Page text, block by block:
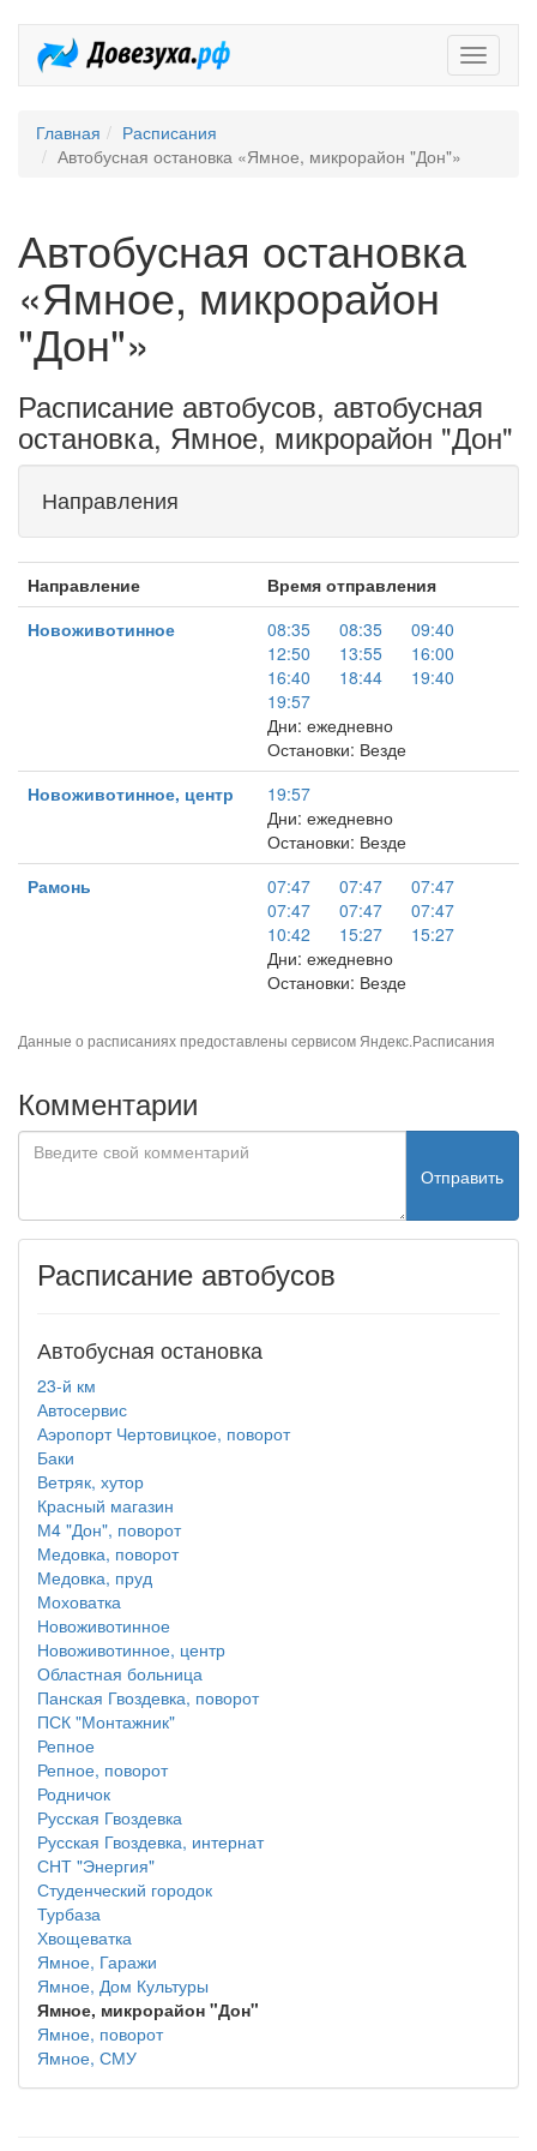
Главная
Расписания
Автобусная остановка «Ямное, микрорайон "Дон"»
Автобусная остановка
«Ямное, микрорайон
"Дон"»
Расписание автобусов, автобусная
остановка, Ямное, микрорайон "Дон"
Направления
Направление
Время отправления
Новоживотинное
08:35 08:35
09:40
12:50
13:55
16:00
16:40
18:44
19:40
19:57
Дни: ежедневно
Остановки: Везде
Новоживотинное, центр
19:57
Дни: ежедневно
Остановки: Везде
Рамонь
07:47 07:47
07:47
07:47
07:47
07:47
10:42
15:27
15:27
Дни: ежедневно
Остановки: Везде
Данные о расписаниях предоставлены сервисом Яндекс.Расписания
Комментарии
Отправить
Расписание автобусов
Автобусная остановка
23-й км
Автосервис
Аэропорт Чертовицкое, поворот
Баки
Ветряк, хутор
Красный магазин
М4 "Дон", поворот
Медовка, поворот
Медовка, пруд
Моховатка
Новоживотинное
Новоживотинное, центр
Областная больница
Панская Гвоздевка, поворот
ПСК "Монтажник"
Репное
Репное, поворот
Родничок
Русская Гвоздевка
Русская Гвоздевка, интернат
СНТ "Энергия"
Студенческий городок
Турбаза
Хвощеватка
Ямное, Гаражи
Ямное, Дом Культуры
Ямное, микрорайон "Дон"
Ямное, поворот
Ямное, СМУ